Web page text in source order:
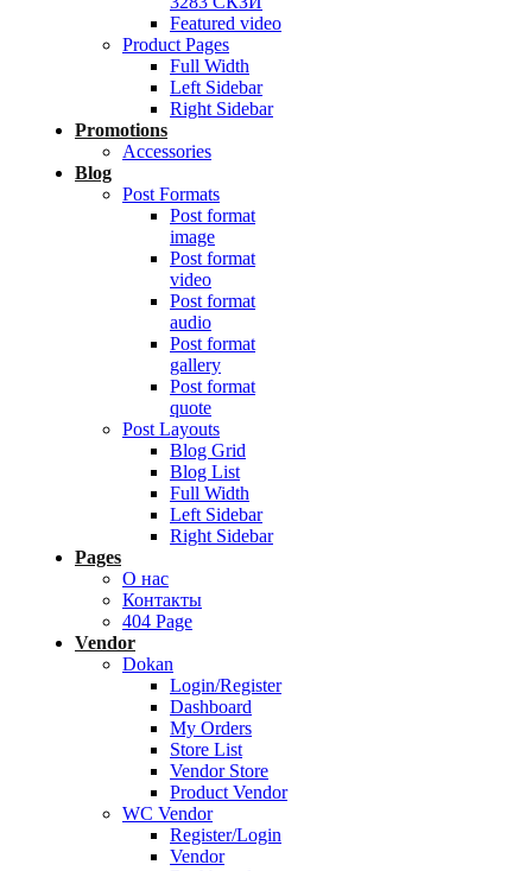
Featured video
Product Pages
Full Width
Left Sidebar
Right Sidebar
Promotions
Accessories
Blog
Post Formats
Post format
image
Post format
video
Post format
audio
Post format
gallery
Post format
quote
Post Layouts
Blog Grid
Blog List
Full Width
Left Sidebar
Right Sidebar
Pages
О нас
Контакты
404 Page
Vendor
Dokan
Login/Register
Dashboard
My Orders
Store List
Vendor Store
Product Vendor
WC Vendor
Register/Login
Vendor